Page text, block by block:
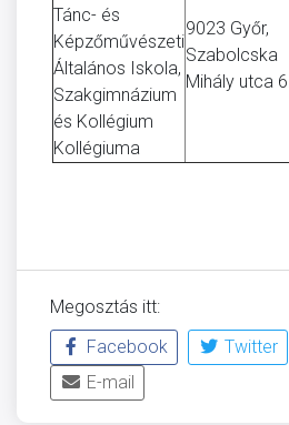
Tánc- és
Képzőművészeti
Általános Iskola,
Szakgimnázium
és Kollégium
Kollégiuma
9023 Győr,
Szabolcska
Mihály utca 6.
Megosztás itt:
Facebook
Twitter
E-mail